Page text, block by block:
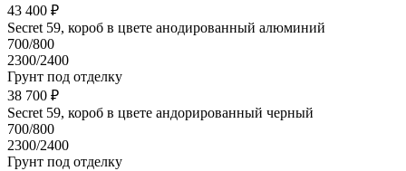
43 400 ₽
Secret 59, короб в цвете анодированный алюминий
700/800
2300/2400
Грунт под отделку
38 700 ₽
Secret 59, короб в цвете андорированный черный
700/800
2300/2400
Грунт под отделку